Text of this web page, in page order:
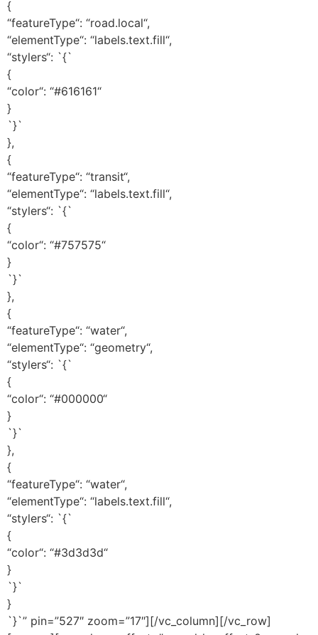
{
“featureType“: “road.local“,
“elementType“: “labels.text.fill“,
“stylers“: `{`
{
“color“: “#616161“
}
`}`
},
{
“featureType“: “transit“,
“elementType“: “labels.text.fill“,
“stylers“: `{`
{
“color“: “#757575“
}
`}`
},
{
“featureType“: “water“,
“elementType“: “geometry“,
“stylers“: `{`
{
“color“: “#000000“
}
`}`
},
{
“featureType“: “water“,
“elementType“: “labels.text.fill“,
“stylers“: `{`
{
“color“: “#3d3d3d“
}
`}`
}
`}`” pin=”527″ zoom=”17″][/vc_column][/vc_row]